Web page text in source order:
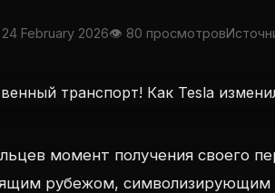
24 February 2026👁 80 просмотров
момент получения своего
рубежом,